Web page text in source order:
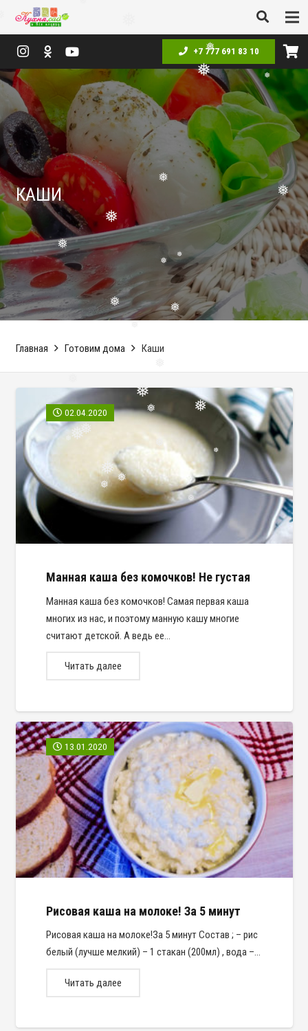
❅
❅
❅
❅
❅
❅
❅
❅
❅
❅
❅
❅
❅
❅
❅
❅
+7 777 691 83 10
КАШИ
Главная Готовим дома Каши
02.04.2020
Манная каша без комочков! Не густая
Манная каша без комочков! Самая первая каша
многих из нас, и поэтому манную кашу многие
считают детской. А ведь ее…
Читать далее
13.01.2020
Рисовая каша на молоке! За 5 минут
Рисовая каша на молоке!За 5 минут Состав ; – рис
белый (лучше мелкий) – 1 стакан (200мл) , вода –…
Читать далее